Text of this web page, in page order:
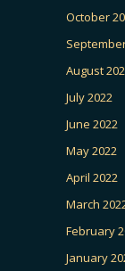
October
August
July 2022
June 2022
May 2022
April 2022
March
February
January